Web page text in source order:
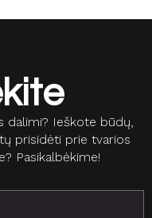
Ieškote būdų,
prisidėti prie tvarios
Pasikalbėkime!